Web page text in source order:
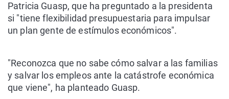
Patricia Guasp, que ha preguntado a la presidenta
si "tiene flexibilidad presupuestaria para impulsar
un plan gente de estímulos económicos".
"Reconozca que no sabe cómo salvar a las familias
y salvar los empleos ante la catástrofe económica
que viene", ha planteado Guasp.